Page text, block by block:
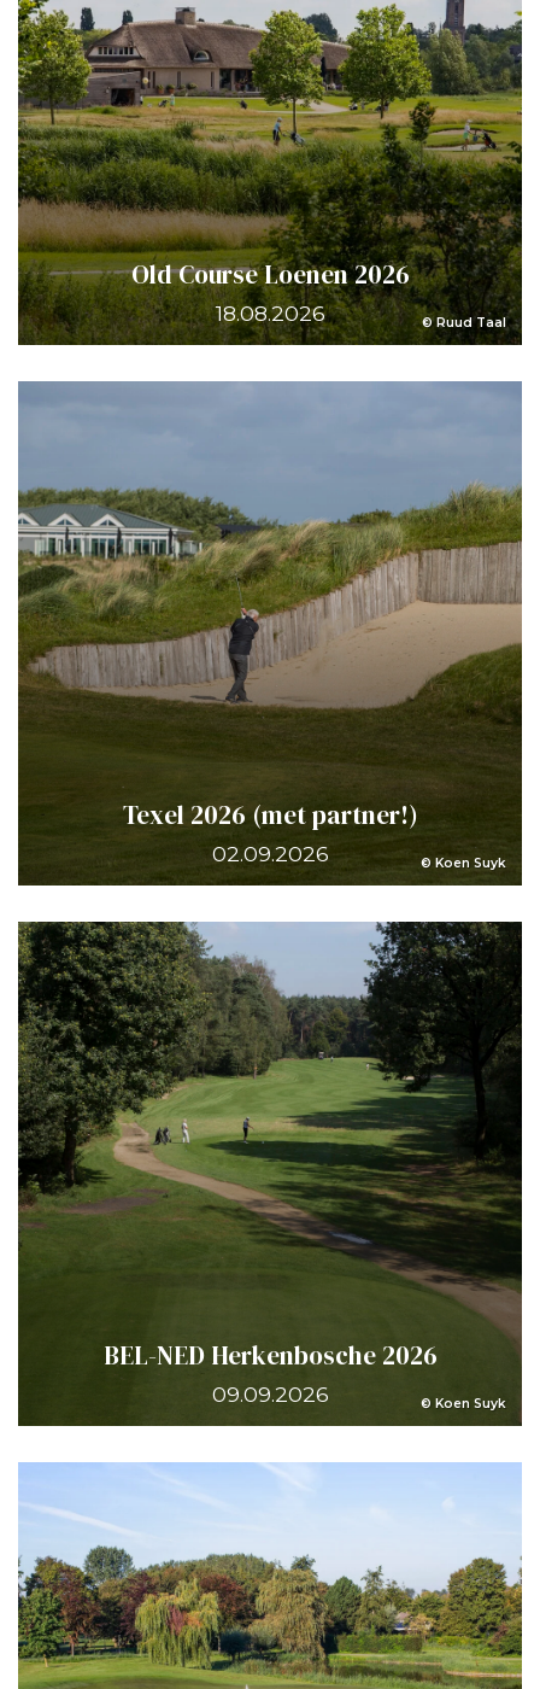
© Ruud Taal
Old Course Loenen 2026
18.08.2026
© Koen Suyk
Texel 2026 (met partner!)
02.09.2026
© Koen Suyk
BEL-NED Herkenbosche 2026
09.09.2026